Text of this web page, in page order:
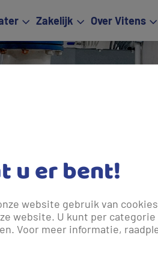
Zakelijk Over Vitens
u er bent!
website gebruik van
website. U kunt per
Voor meer informatie,